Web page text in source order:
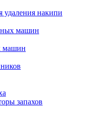
удаления накипи
машин
машин
запахов